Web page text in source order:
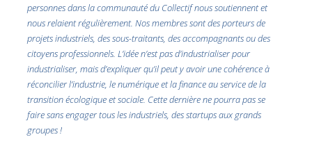
personnes dans la communauté du Collectif nous soutiennent et
nous relaient régulièrement. Nos membres sont des porteurs de
projets industriels, des sous-traitants, des accompagnants ou des
citoyens professionnels. L’idée n’est pas d’industrialiser pour
industrialiser, mais d’expliquer qu’il peut y avoir une cohérence à
réconcilier l’industrie, le numérique et la finance au service de la
transition écologique et sociale. Cette dernière ne pourra pas se
faire sans engager tous les industriels, des startups aux grands
groupes !